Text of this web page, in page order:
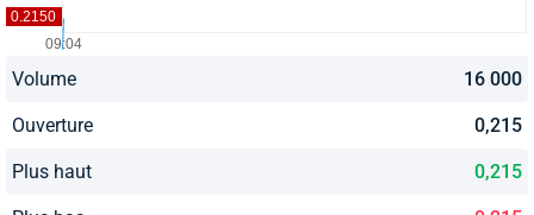
Volume 16 000
Ouverture 0,215
Plus haut 0,215